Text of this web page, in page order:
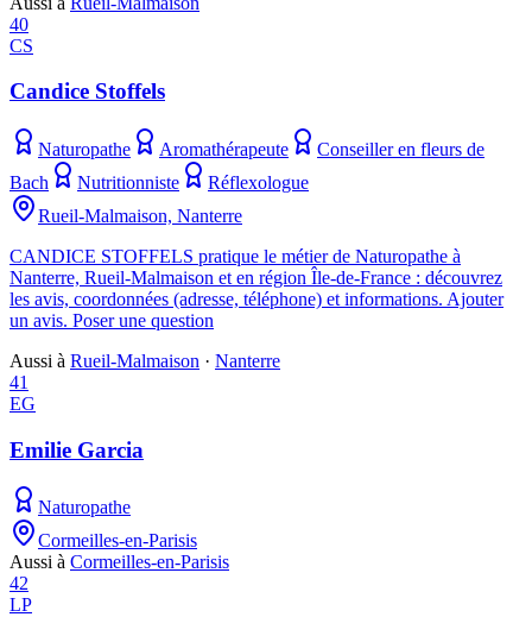
40
CS
Candice Stoffels
Naturopathe Aromathérapeute
Conseiller en fleurs de
Bach
Nutritionniste
Réflexologue
Rueil-Malmaison, Nanterre
CANDICE STOFFELS pratique le métier de Naturopathe à
Nanterre, Rueil-Malmaison et en région Île-de-France : découvrez
les avis, coordonnées (adresse, téléphone) et informations. Ajouter
un avis. Poser une question
Aussi à Rueil-Malmaison · Nanterre
41
EG
Emilie Garcia
Naturopathe
Cormeilles-en-Parisis
Aussi à Cormeilles-en-Parisis
42
LP